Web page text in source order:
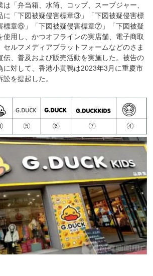
「弁当箱、水筒、コップ、スープジャー、
に「下図被疑侵害標章③」「下図被疑侵害標
標章⑥」「下図被疑侵害標章⑦」「下図被疑
用し、かつオフラインの実店舗、電子商取
セルフメディアプラットフォームなどのさま
伝、普及および販売活動を実施した。被告の
に対して、香港小黄鴨は2023年3月に重慶市
を提起した。